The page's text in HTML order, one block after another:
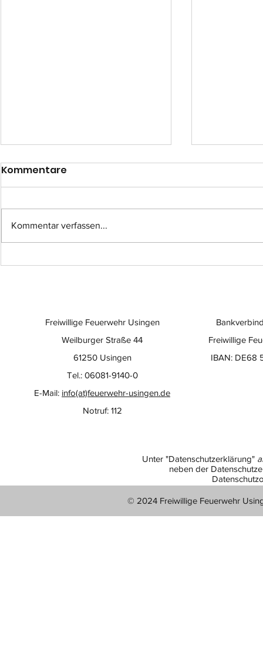
Einsatz-Nr.: 057
Kommentare
Kommentar verfassen...
Freiwillige
IBAN: DE68
Freiwillige Feuerwehr Usingen
Weilburger Straße 44
61250 Usingen
Tel.: 06081-9140-0
E-Mail: info(at)feuerwehr-usingen.de
Notruf: 112
Unter "Datenschutzerklärung"
neben der
© 2024 Freiwillige Feuerwehr